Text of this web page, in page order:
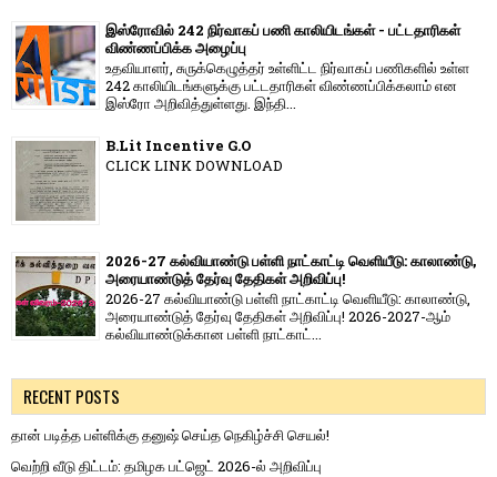
இஸ்ரோவில் 242 நிர்வாகப் பணி காலியிடங்கள் - பட்டதாரிகள்
விண்ணப்பிக்க அழைப்பு
உதவியாளர், சுருக்கெழுத்தர் உள்ளிட்ட நிர்வாகப் பணிகளில் உள்ள
242 காலியிடங்களுக்கு பட்டதாரிகள் விண்ணப்பிக்கலாம் என
இஸ்ரோ அறிவித்துள்ளது. இந்தி...
B.Lit Incentive G.O
CLICK LINK DOWNLOAD
2026-27 கல்வியாண்டு பள்ளி நாட்காட்டி வெளியீடு: காலாண்டு,
அரையாண்டுத் தேர்வு தேதிகள் அறிவிப்பு!
2026-27 கல்வியாண்டு பள்ளி நாட்காட்டி வெளியீடு: காலாண்டு,
அரையாண்டுத் தேர்வு தேதிகள் அறிவிப்பு! 2026-2027-ஆம்
கல்வியாண்டுக்கான பள்ளி நாட்காட்...
RECENT POSTS
தான் படித்த பள்ளிக்கு தனுஷ் செய்த நெகிழ்ச்சி செயல்!
வெற்றி வீடு திட்டம்: தமிழக பட்ஜெட் 2026-ல் அறிவிப்பு